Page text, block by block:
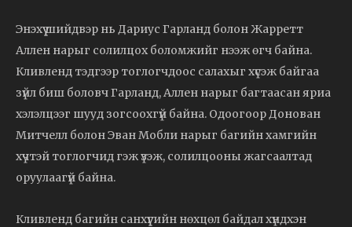
Энэхүү шийдвэр нь Дариус Гарланд болон Жарретт
Аллен нарыг солилцох боломжийг нээж өгч байна.
Кливленд тэдгээр тоглогчдоос салахыг хүсэж байгаа
зүйл биш боловч Гарланд, Аллен нарыг багтаасан яриа
хэлэлцээг шууд зогсоохгүй байна. Одоогоор Донован
Митчелл болон Эван Мобли нарыг багийн хамгийн
хүчтэй тоглогчид гэж үзэж, солилцооны жагсаалтад
оруулаагүй байна.
Кливленд багийн санхүүгийн нөхцөл байдал хүндхэн